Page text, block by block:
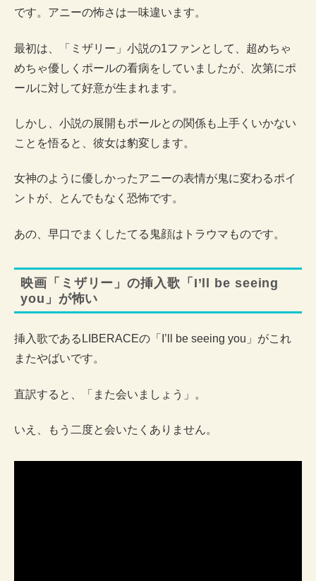
です。アニーの怖さは一味違います。
最初は、「ミザリー」小説の1ファンとして、超めちゃ
めちゃ優しくポールの看病をしていましたが、次第にポ
ールに対して好意が生まれます。
しかし、小説の展開もポールとの関係も上手くいかない
ことを悟ると、彼女は豹変します。
女神のように優しかったアニーの表情が鬼に変わるポイ
ントが、とんでもなく恐怖です。
あの、早口でまくしたてる鬼顔はトラウマものです。
映画「ミザリー」の挿入歌「I’ll be seeing
you」が怖い
挿入歌であるLIBERACEの「I’ll be seeing you」がこれ
またやばいです。
直訳すると、「また会いましょう」。
いえ、もう二度と会いたくありません。